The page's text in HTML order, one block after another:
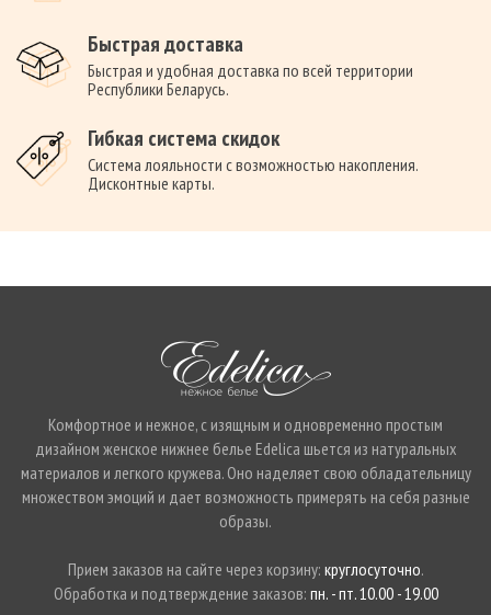
Быстрая доставка
Быстрая и удобная доставка по всей территории
Республики Беларусь.
Гибкая система скидок
Система лояльности с возможностью накопления.
Дисконтные карты.
Комфортное и нежное, с изящным и одновременно простым
дизайном женское нижнее белье Edelica шьется из натуральных
материалов и легкого кружева. Оно наделяет свою обладательницу
множеством эмоций и дает возможность примерять на себя разные
образы.
Прием заказов на сайте через корзину: круглосуточно.
Обработка и подтверждение заказов: пн. - пт. 10.00 - 19.00